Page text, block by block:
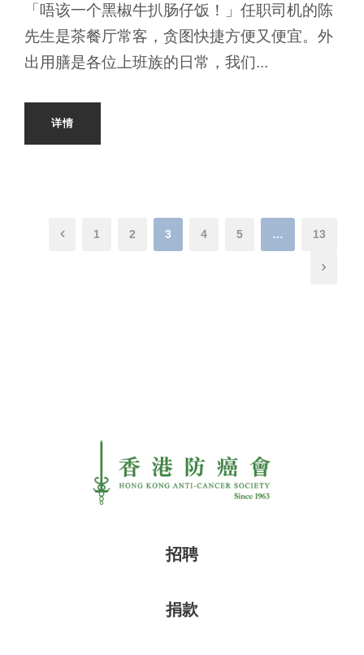
「唔该一个黑椒牛扒肠仔饭！」任职司机的陈
先生是茶餐厅常客，贪图快捷方便又便宜。外
出用膳是各位上班族的日常，我们...
详情
1 2 3 4 5 … 13
招聘
捐款